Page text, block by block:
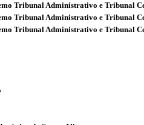
Tribunal Administrativo e Tribunal
Tribunal Administrativo e Tribunal
Tribunal Administrativo e Tribunal